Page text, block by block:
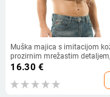
Muška majica s imitacijom
prozirnim mrežastim detaljem,
okrugli izrez, kratki rukavi, uski
16.30 €